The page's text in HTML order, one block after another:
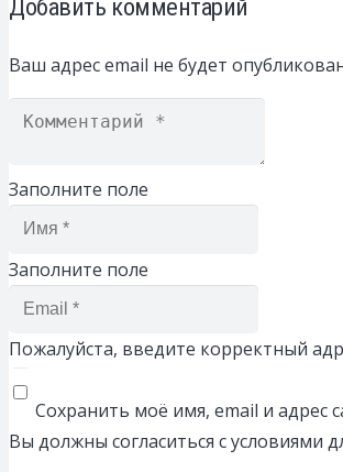
Добавить комментарий
Ваш адрес email не будет
Заполните поле
Заполните поле
Пожалуйста, введите корректный
Сохранить моё имя, email и адрес
Вы должны согласиться с условиями